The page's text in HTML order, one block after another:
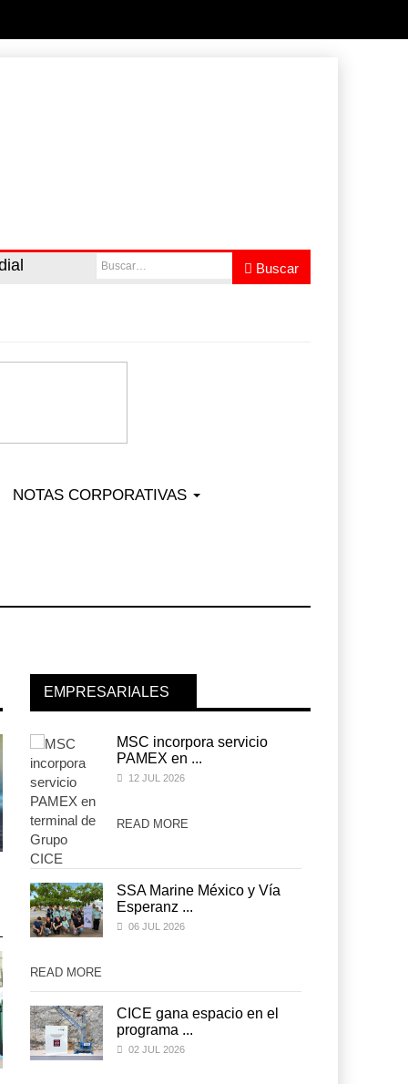
Buscar
NOTAS CORPORATIVAS
Treinta y nueve años
navegando el cambio
05 AGO 2026
Treinta y nueve años
navegando el cambio
EMPRESARIALES
MSC incorpora servicio
PAMEX en ...
12 JUL 2026
READ MORE
SSA Marine México y Vía
Esperanz ...
06 JUL 2026
READ MORE
CICE gana espacio en el
programa ...
02 JUL 2026